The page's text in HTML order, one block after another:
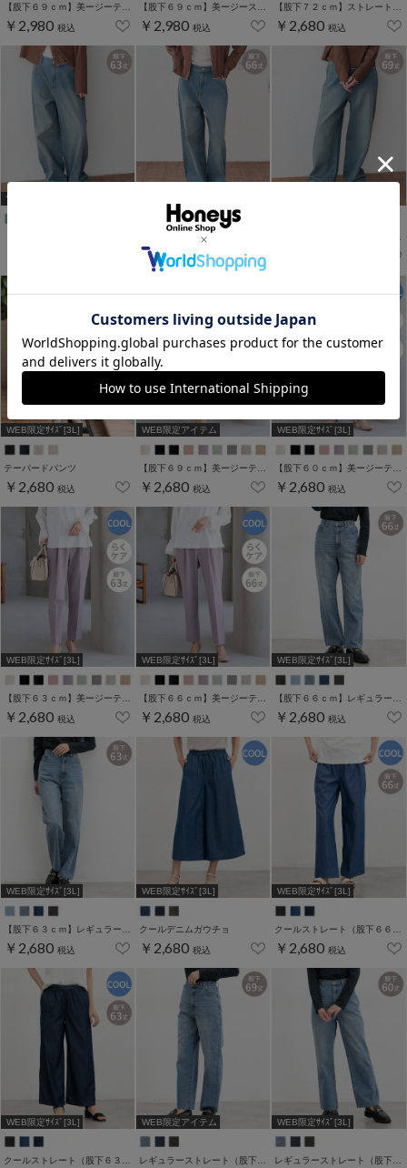
￥2,980 税込 ￥2,980 税込 ￥2,680 税込
WEB限定ｻｲｽﾞ[3L]
￥2,680 税込
WEB限定ｻｲｽﾞ[3L]
テーパードパンツ
￥2,680 税込
WEB限定アイテム
￥2,680 税込
WEB限定ｻｲｽﾞ[3L]
￥2,680 税込
WEB限定ｻｲｽﾞ[3L]
【股下６３ｃｍ】美ージーテーパード(股下60/63/66/69cm展開)
￥2,680 税込
WEB限定ｻｲｽﾞ[3L]
【股下６６ｃｍ】美ージーテーパード(股下60/63/66/69cm展開)
￥2,680 税込
WEB限定ｻｲｽﾞ[3L]
【股下６６ｃｍ】レギュラーストレート(股下63/66/70cm展開)
￥2,680 税込
WEB限定ｻｲｽﾞ[3L]
￥2,680 税込
WEB限定ｻｲｽﾞ[3L]
クールデニムガウチョ
￥2,680 税込
WEB限定ｻｲｽﾞ[3L]
￥2,680 税込
WEB限定ｻｲｽﾞ[3L] WEB限定アイテム WEB限定ｻｲｽﾞ[3L]